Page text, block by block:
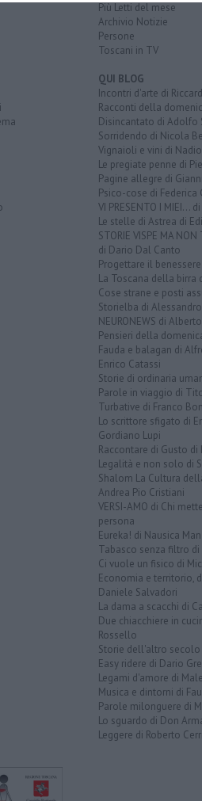
Più Letti del mese
Archivio Notizie
Persone
Toscani in TV
QUI BLOG
Incontri d'arte di
Racconti della
Disincantato di Adolfo
Sorridendo di Nicola
Vignaioli e vini di
Le pregiate penne di
Pagine allegre di
Psico-cose di Federica
VI PRESENTO I MIEI...
Le stelle di Astrea di
STORIE VISPE MA
di Dario Dal Canto
Progettare il
La Toscana della birra
Cose strane e posti
Storielba di
NEURONEWS di
Pensieri della
Fauda e balagan di
Enrico Catassi
Storie di ordinaria
Parole in viaggio di
Turbative di Franco
Lo scrittore sfigato di
Gordiano Lupi
Raccontare di Gusto di
Legalità e non solo di
Shalom La Cultura
Andrea Pio Cristiani
VERSI-AMO di Chi
persona
Eureka! di Nausica
Tabasco senza filtro
Ci vuole un fisico di
Economia e territorio,
Daniele Salvadori
La dama a scacchi di
Due chiacchiere in
Rossello
Storie dell'altro
Easy ridere di Dario
Legami d'amore di
Musica e dintorni di
Parole milonguere di
Lo sguardo di Don
Leggere di Roberto Cerri